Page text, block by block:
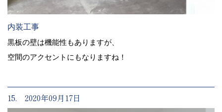
内装工事
黒板の壁は機能性もありますが、
空間のアクセントにもなりますね！
15. 2020年09月17日